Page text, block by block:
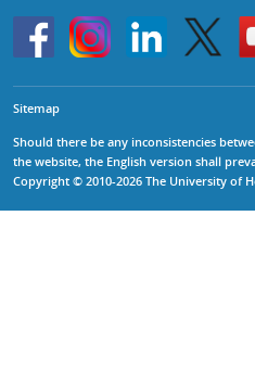
HKU
InstagramLinkedin Twitter
Go
to
Sitemap
Should there be any inconsistencies
the website, the English version shall
Copyright © 2010-2026 The University of